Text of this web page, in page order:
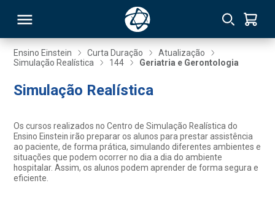
Ensino Einstein Curta Duração
Atualização
Simulação Realística
144 Geriatria e Gerontologia
Simulação Realística
Os cursos realizados no Centro de Simulação Realística do
Ensino Einstein irão preparar os alunos para prestar assistência
ao paciente, de forma prática, simulando diferentes ambientes e
situações que podem ocorrer no dia a dia do ambiente
hospitalar. Assim, os alunos podem aprender de forma segura e
eficiente.